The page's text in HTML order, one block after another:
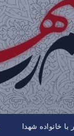
با خانواده شهدا